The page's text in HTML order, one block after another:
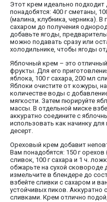
Этот крем идеально подходит
понадобятся: 400 г сметаны,
(малина, клубника, черника). В
сахаром до получения
добавьте ягоды,
можно подавать сразу или
холодильнике, чтобы ягоды
Яблочный крем – это
фрукты. Для его
яблока, 100 г сахара, 200 мл
Яблоки очистите от кожуры,
количестве воды с
мягкости. Затем пюрируйте
массы. В отдельной миске
аккуратно соедините с
использовать как начинку
десерт.
Ореховый крем добавит
Вам понадобятся: 150 г
сливок, 100 г сахара и 1 ч.
обжарьте на сухой сковороде
измельчите в блендере до
взбейте сливки с сахаром и
устойчивых пиков. Аккуратно
сливками. Крем отлично